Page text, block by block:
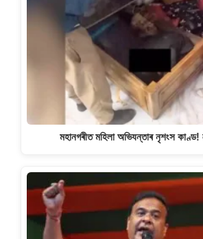
মহানগৰীত মহিলা অভিযন্তাৰ নৃশংস কাণ্ড!